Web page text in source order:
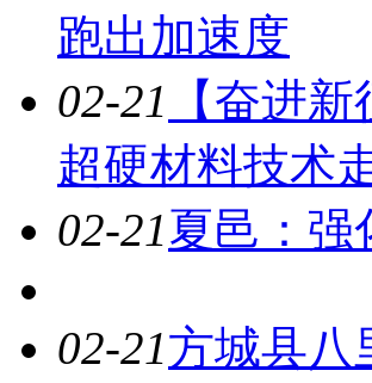
跑出加速度
02-21
【奋进
超硬材料技术
02-21夏邑：强
02-21方城县八